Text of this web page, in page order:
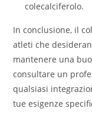
colecalciferolo.
In conclusione, il
atleti che
mantenere una
consultare un
qualsiasi
tue esigenze